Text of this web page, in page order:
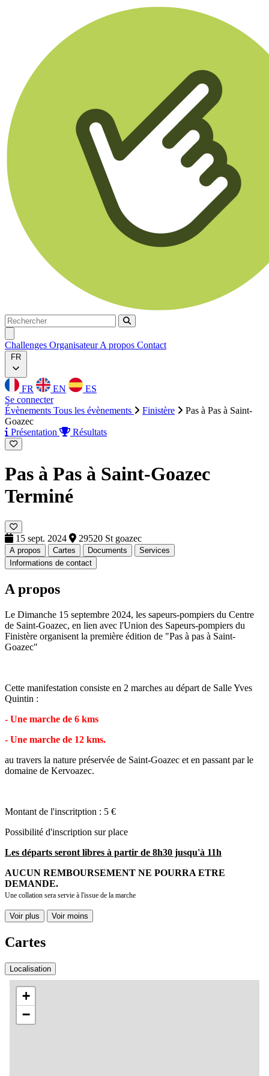
Rechercher
Rechercher
Challenges OrganisateurA propos Contact
FR
FR EN
ES
Se connecter
Évènements Tous les évènements Finistère
Pas à Pas à Saint-
Goazec
Présentation
Résultats
Pas à Pas à Saint-Goazec
Terminé
15 sept. 2024 29520 St goazec
A propos Cartes Documents
Services
Informations de contact
A propos
Le Dimanche 15 septembre 2024, les sapeurs-pompiers du Centre
de Saint-Goazec, en lien avec l'Union des Sapeurs-pompiers du
Finistère organisent la première édition de "Pas à pas à Saint-
Goazec"
Cette manifestation consiste en 2 marches au départ de Salle Yves
Quintin :
- Une marche de 6 kms
- Une marche de 12 kms.
au travers la nature préservée de Saint-Goazec et en passant par le
domaine de Kervoazec.
Montant de l'inscritption : 5 €
Possibilité d'inscription sur place
Les départs seront libres à partir de 8h30 jusqu'à 11h
AUCUN REMBOURSEMENT NE POURRA ETRE
DEMANDE.
Une collation sera servie à l'issue de la marche
Voir plus Voir moins
Cartes
Localisation